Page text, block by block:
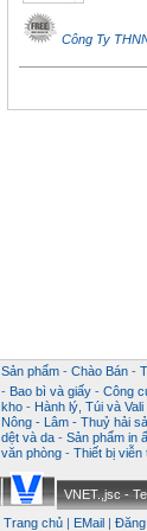
Công Ty
Sản phẩm - Chào Bán -
- Bao bì và giấy - Công
kho - Hành lý, Túi và Vali
Nông - Lâm - Thuỷ hải
dệt và da - Sản phẩm in
văn phòng - Thiết bị viễn
VNET.,jsc -
Trang chủ
EMail Đăng